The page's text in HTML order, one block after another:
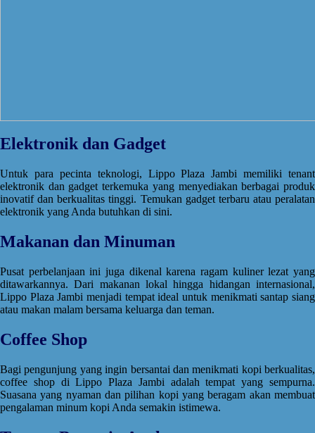
Elektronik dan Gadget
Untuk para pecinta teknologi, Lippo Plaza Jambi memiliki tenant
elektronik dan gadget terkemuka yang menyediakan berbagai produk
inovatif dan berkualitas tinggi. Temukan gadget terbaru atau peralatan
elektronik yang Anda butuhkan di sini.
Makanan dan Minuman
Pusat perbelanjaan ini juga dikenal karena ragam kuliner lezat yang
ditawarkannya. Dari makanan lokal hingga hidangan internasional,
Lippo Plaza Jambi menjadi tempat ideal untuk menikmati santap siang
atau makan malam bersama keluarga dan teman.
Coffee Shop
Bagi pengunjung yang ingin bersantai dan menikmati kopi berkualitas,
coffee shop di Lippo Plaza Jambi adalah tempat yang sempurna.
Suasana yang nyaman dan pilihan kopi yang beragam akan membuat
pengalaman minum kopi Anda semakin istimewa.